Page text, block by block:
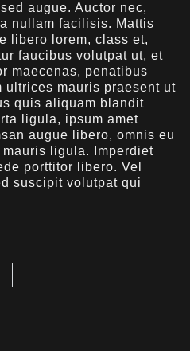
augue. Auctor nec,
nullam facilisis. Mattis
libero lorem, class et,
faucibus volutpat ut, et
maecenas, penatibus
mauris praesent ut
quis aliquam blandit
ligula, ipsum amet
augue libero, omnis eu
ligula. Imperdiet
porttitor libero. Vel
suscipit volutpat qui